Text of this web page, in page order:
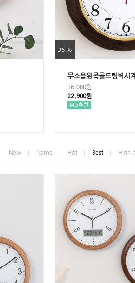
36 %
무소음원목골드링벽시
36,000원
22,900원
New Name Hot Best High